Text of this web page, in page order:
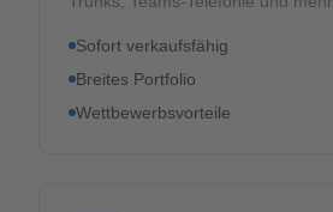
Sofort verkaufsfähig
Breites Portfolio
Wettbewerbsvorteile